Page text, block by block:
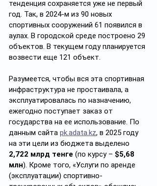
тенденция сохраняется уже не первый
год. Так, в 2024-м из 90 новых
спортивных сооружений 61 появился в
аулах. В городской среде построено 29
объектов. В текущем году планируется
возвести еще 121 объект.
Разумеется, чтобы вся эта спортивная
инфраструктура не простаивала, а
эксплуатировалась по назначению,
ежегодно поступает заказ от
государства на ее использование. По
данным сайта pk.adata.kz, в 2025 году
на эти цели из бюджета выделено
2,722 млрд тенге (по курсу – $5,68
млн). Кроме того, «Услуги по аренде
(эксплуатации) спортивно-